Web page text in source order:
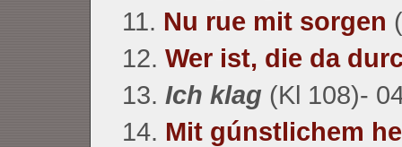
11. Nu rue mit sorgen
12. Wer ist, die da
13. Ich klag (Kl 108)-
14. Mit gúnstlichem